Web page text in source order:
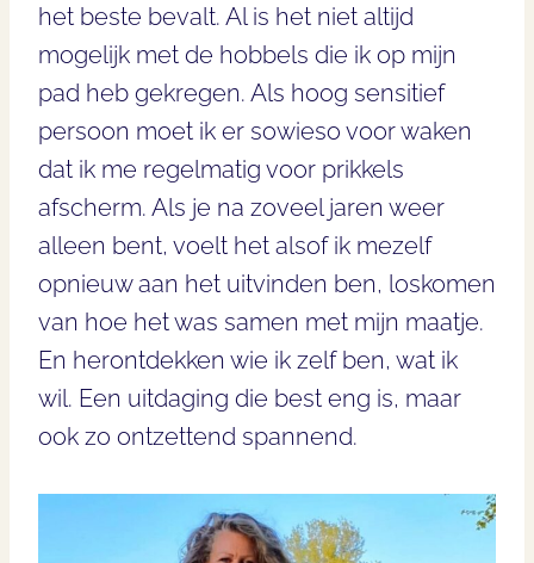
het beste bevalt. Al is het niet altijd
mogelijk met de hobbels die ik op mijn
pad heb gekregen. Als hoog sensitief
persoon moet ik er sowieso voor waken
dat ik me regelmatig voor prikkels
afscherm. Als je na zoveel jaren weer
alleen bent, voelt het alsof ik mezelf
opnieuw aan het uitvinden ben, loskomen
van hoe het was samen met mijn maatje.
En herontdekken wie ik zelf ben, wat ik
wil. Een uitdaging die best eng is, maar
ook zo ontzettend spannend.